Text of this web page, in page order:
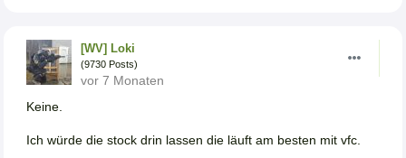
[WV] Loki
(9730 Posts)
vor 7 Monaten
Keine.
Ich würde die stock drin lassen die läuft am besten mit vfc.